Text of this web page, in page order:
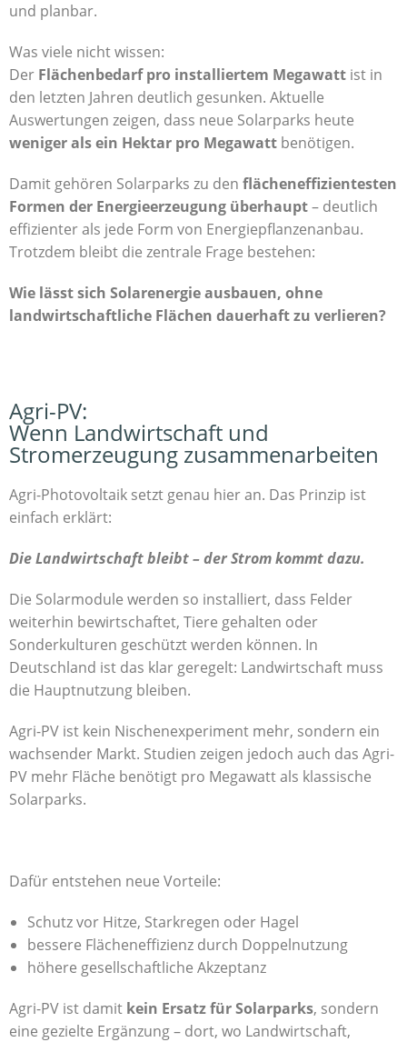
und planbar.
Was viele nicht wissen:
Der Flächenbedarf pro installiertem Megawatt ist in
den letzten Jahren deutlich gesunken. Aktuelle
Auswertungen zeigen, dass neue Solarparks heute
weniger als ein Hektar pro Megawatt benötigen.
Damit gehören Solarparks zu den flächen­effizientesten
Formen der Energieerzeugung überhaupt– deutlich
effizienter als jede Form von Energiepflanzenanbau.
Trotzdem bleibt die zentrale Frage bestehen:
Wie lässt sich Solarenergie ausbauen, ohne
landwirtschaftliche Flächen dauerhaft zu verlieren?
Agri-PV:
Wenn Landwirtschaft und
Stromerzeugung zusammenarbeiten
Agri-Photovoltaik setzt genau hier an. Das Prinzip ist
einfach erklärt:
Die Landwirtschaft bleibt – der Strom kommt dazu.
Die Solarmodule werden so installiert, dass Felder
weiterhin bewirtschaftet, Tiere gehalten oder
Sonderkulturen geschützt werden können. In
Deutschland ist das klar geregelt: Landwirtschaft muss
die Hauptnutzung bleiben.
Agri-PV ist kein Nischenexperiment mehr, sondern ein
wachsender Markt. Studien zeigen jedoch auch das Agri-
PV mehr Fläche benötigt pro Megawatt als klassische
Solarparks.
Dafür entstehen neue Vorteile:
Schutz vor Hitze, Starkregen oder Hagel
bessere Flächeneffizienz durch Doppelnutzung
höhere gesellschaftliche Akzeptanz
Agri-PV ist damit kein Ersatz für Solarparks, sondern
eine gezielte Ergänzung – dort, wo Landwirtschaft,